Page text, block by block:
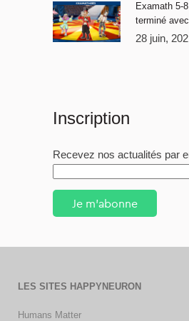
Examath 5-
terminé
28 juin,
Inscription
Recevez nos actualités par
Je m'abonne
LES SITES HAPPYNEURON
Humans Matter